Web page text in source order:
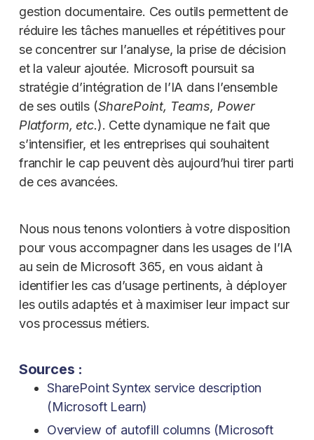
gestion documentaire. Ces outils permettent de
réduire les tâches manuelles et répétitives pour
se concentrer sur l’analyse, la prise de décision
et la valeur ajoutée. Microsoft poursuit sa
stratégie d’intégration de l’IA dans l’ensemble
de ses outils (SharePoint, Teams, Power
Platform, etc.). Cette dynamique ne fait que
s’intensifier, et les entreprises qui souhaitent
franchir le cap peuvent dès aujourd’hui tirer parti
de ces avancées.
Nous nous tenons volontiers à votre disposition
pour vous accompagner dans les usages de l’IA
au sein de Microsoft 365, en vous aidant à
identifier les cas d’usage pertinents, à déployer
les outils adaptés et à maximiser leur impact sur
vos processus métiers.
Sources :
SharePoint Syntex service description
(Microsoft Learn)
Overview of autofill columns (Microsoft